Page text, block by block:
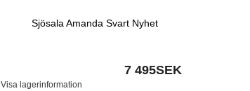
Sjösala Amanda Svart Nyhet
7 495SEK
Visa lagerinformation